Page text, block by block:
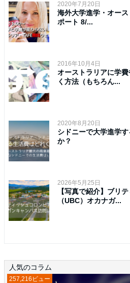
2020年7月20日
海外大学進学・オー
ポート 8/...
2016年10月4日
オーストラリアに学
く方法（もちろん...
2020年8月20日
シドニーで大学進学
か？
2026年5月25日
【写真で紹介】ブリ
（UBC）オカナガ...
人気のコラム
257,216ビュー